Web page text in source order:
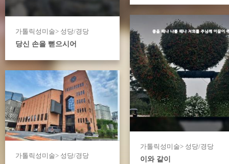
가톨릭성미술> 성당/경당
당신 손을 뻗으시어
가톨릭성미술> 성당/경당
이와 같이
가톨릭성미술> 성당/경당